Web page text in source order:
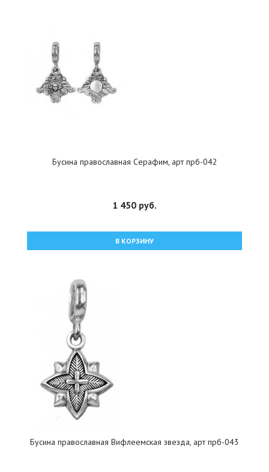
Бусина православная Серафим, арт прб-042
1 450 руб.
В КОРЗИНУ
Бусина православная Вифлеемская звезда, арт прб-043